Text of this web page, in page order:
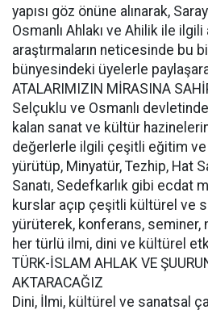
yapısı göz önüne alınarak,
Osmanlı Ahlakı ve Ahilik ile ilgili
araştırmaların neticesinde bu
bünyesindeki üyelerle
ATALARIMIZIN MİRASINA
Selçuklu ve Osmanlı
kalan sanat ve kültür
değerlerle ilgili çeşitli eğitim
yürütüp, Minyatür, Tezhip, Hat
Sanatı, Sedefkarlık gibi ecdat
kurslar açıp çeşitli kültürel ve
yürüterek, konferans, seminer,
her türlü ilmi, dini ve kültürel
TÜRK-İSLAM AHLAK VE
AKTARACAĞIZ
Dini, İlmi, kültürel ve sanatsal